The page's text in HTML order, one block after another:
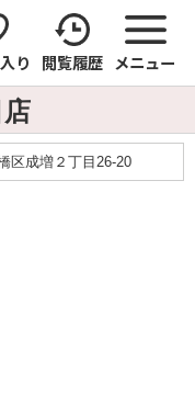
り 閲覧履歴 メニュー
区成増２丁目26-20